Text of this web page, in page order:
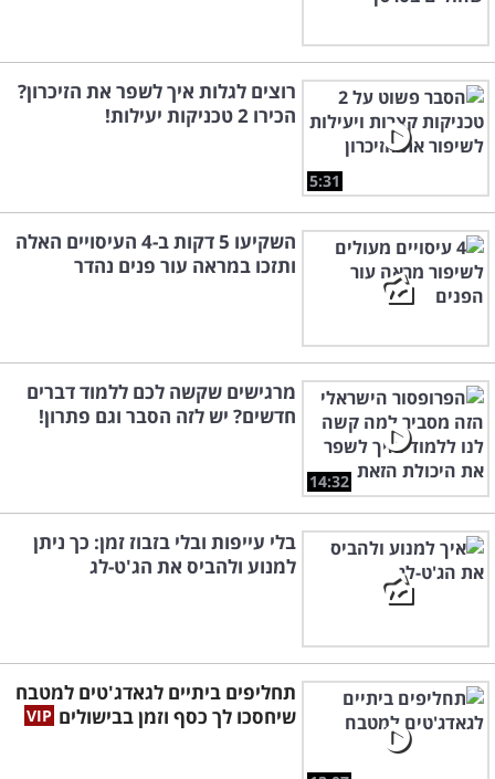
5:31
רוצים לגלות איך לשפר את הזיכרון?
הכירו 2 טכניקות יעילות!
השקיעו 5 דקות ב-4 העיסויים האלה
ותזכו במראה עור פנים נהדר
14:32
מרגישים שקשה לכם ללמוד דברים
חדשים? יש לזה הסבר וגם פתרון!
בלי עייפות ובלי בזבוז זמן: כך ניתן
למנוע ולהביס את הג'ט-לג
תחליפים ביתיים לגאדג'טים למטבח
שיחסכו לך כסף וזמן בבישולים